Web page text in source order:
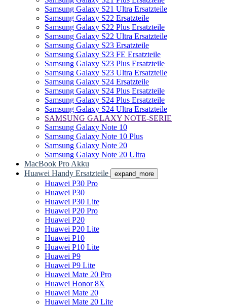
Samsung Galaxy S21 Ultra Ersatzteile
Samsung Galaxy S22 Ersatzteile
Samsung Galaxy S22 Plus Ersatzteile
Samsung Galaxy S22 Ultra Ersatzteile
Samsung Galaxy S23 Ersatzteile
Samsung Galaxy S23 FE Ersatzteile
Samsung Galaxy S23 Plus Ersatzteile
Samsung Galaxy S23 Ultra Ersatzteile
Samsung Galaxy S24 Ersatzteile
Samsung Galaxy S24 Plus Ersatzteile
Samsung Galaxy S24 Plus Ersatzteile
Samsung Galaxy S24 Ultra Ersatzteile
SAMSUNG GALAXY NOTE-SERIE
Samsung Galaxy Note 10
Samsung Galaxy Note 10 Plus
Samsung Galaxy Note 20
Samsung Galaxy Note 20 Ultra
MacBook Pro Akku
Huawei Handy Ersatzteile
expand_more
Huawei P30 Pro
Huawei P30
Huawei P30 Lite
Huawei P20 Pro
Huawei P20
Huawei P20 Lite
Huawei P10
Huawei P10 Lite
Huawei P9
Huawei P9 Lite
Huawei Mate 20 Pro
Huawei Honor 8X
Huawei Mate 20
Huawei Mate 20 Lite